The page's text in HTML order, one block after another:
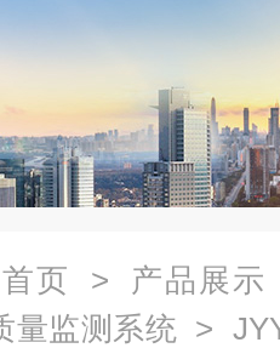
首页 > 产品展示
量监测系统 >